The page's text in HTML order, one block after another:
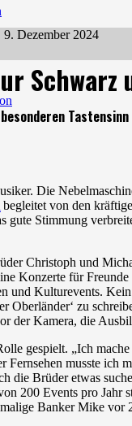
Dezember 2024
Schwarz
Die
von den
gute Stimmung
Christoph und
Konzerte für
und Kulturevents.
Oberländer‘ zu
der Kamera, die
gespielt. „Ich
Fernsehen musste
die Brüder etwas
200 Events pro Jahr
Banker Mike